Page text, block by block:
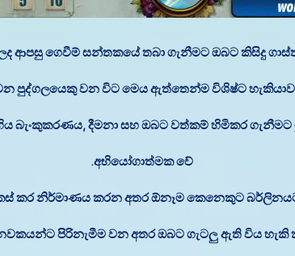
ආපසු ගෙවීම් සන්තකයේ තබා ගැනීමට ඔබට කිසිදු
පුද්ගලයෙකු වන විට මෙය ඇත්තෙන්ම විශිෂ්ට
බැංකුකරණය, දීමනා සහ ඔබට වත්කම් හිමිකර
අභියෝගාත්මක වේ.
කර නිර්මාණය කරන අතර ඕනෑම කෙනෙකුට
පිරිනැමීම වන අතර ඔබට ගැටලු ඇති විය